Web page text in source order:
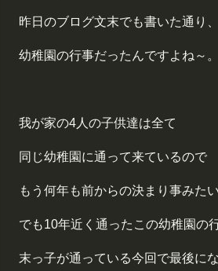
昨日のブログ文末でも書いた通り、
幼稚園の行事だったんですよね～。
我が家の4人の子供達は全て
同じ幼稚園に通って来ているので
もう何年も前からの決まり事みた
でも10年近く通ったこの幼稚園の
末っ子が通っている今回で最後にな